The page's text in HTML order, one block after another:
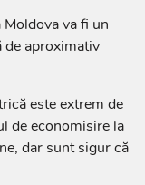
va fi un
de aproximativ
este extrem de
de economisire la
dar sunt sigur că